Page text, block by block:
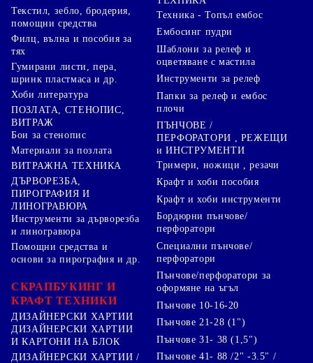
Текстил, зебло, бродерия,
помощни средства
Филц, вълна и пособия за
тях
Гумирани листи, пера,
шринк пластмаса и др.
Хоби литература
ПОЗЛАТА, СТЕНОПИС,
ВИТРАЖ
Бои за стенопис
Материали за позлата
ВИТРАЖНА ТЕХНИКА
ДЪРВОРЕЗБА,
ПИРОГРАФИЯ И
ЛИНОГРАВЮРА
Инструменти за дърворезба
и линогравюра
Помощни средства и
основи за пирография и др.
СКРАПБУКИНГ И
КРАФТ ТЕХНИКИ
ДИЗАЙНЕРСКИ ХАРТИИ
ДИЗАЙНЕРСКИ ХАРТИИ
И КАРТОНИ НА БЛОК
ДИЗАЙНЕРСКИ ХАРТИИ /
Техника - Топъл ембос
Ембосинг пудри
Шаблони за релеф и
оцветяване с мастила
Инструменти за релеф
Папки за релеф и ембос
плочи
ПЪНЧОВЕ /
ПЕРФОРАТОРИ , РЕЖЕЩИ
и ИНСТРУМЕНТИ
Тримери, ножици , резачи
Крафт и хоби пособия
Крафт и хоби инструменти
Бордюрни пънчове/
перфоратори
Специални пънчове/
перфоратори
Пънчове/перфоратори за
оформяне на ъгъл
Пънчове 10-16-20
Пънчове 21-28 (1")
Пънчове 31- 38 (1,5")
Пънчове 41- 88 /2" -3.5" /